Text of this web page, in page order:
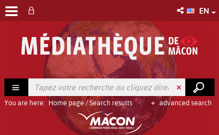
EN
advanced search
You are here: Home page/Search results